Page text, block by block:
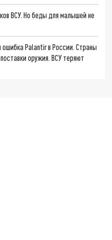
ВСУ. Но беды для малышей не
Palantir в России. Страны
оружия. ВСУ теряют